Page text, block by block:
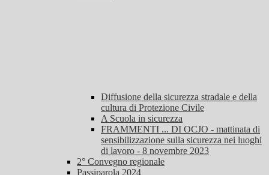
Diffusione della sicurezza stradale e della
cultura di Protezione Civile
A Scuola in sicurezza
FRAMMENTI ... DI OCJO - mattinata di
sensibilizzazione sulla sicurezza nei luoghi
di lavoro - 8 novembre 2023
2° Convegno regionale
Passiparola 2024